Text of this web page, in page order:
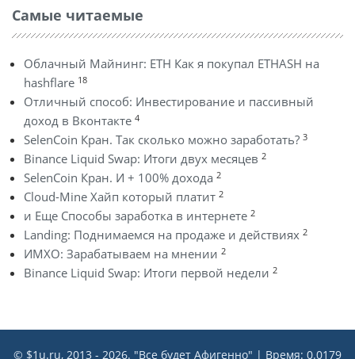
Самые читаемые
Облачный Майнинг: ETH Как я покупал ETHASH на
hashflare 18
Отличный способ: Инвестирование и пассивный
доход в Вконтакте 4
SelenCoin Кран. Так сколько можно заработать? 3
Binance Liquid Swap: Итоги двух месяцев 2
SelenCoin Кран. И + 100% дохода 2
Cloud-Mine Хайп который платит 2
и Еще Способы заработка в интернете 2
Landing: Поднимаемся на продаже и действиях 2
ИМХО: Зарабатываем на мнении 2
Binance Liquid Swap: Итоги первой недели 2
© $1u.ru, 2013 - 2026. "Все будет Афигенно" | Время: 0.0179